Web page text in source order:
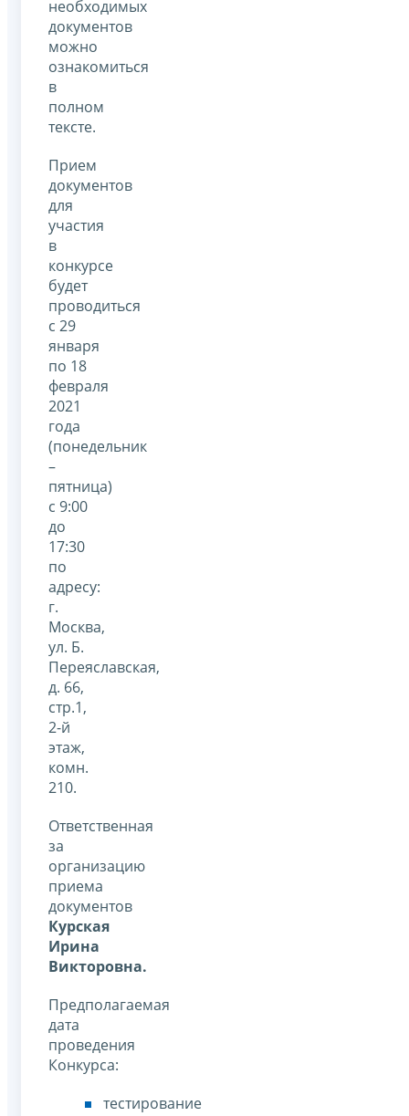
необходимых
документов
можно
ознакомиться
в
полном
тексте.
Прием
документов
для
участия
в
конкурсе
будет
проводиться
с 29
января
по 18
февраля
2021
года
(понедельник
–
пятница)
с 9:00
до
17:30
по
адресу:
г.
Москва,
ул. Б.
Переяславская,
д. 66,
стр.1,
2-й
этаж,
комн.
210.
Ответственная
за
организацию
приема
документов
Курская
Ирина
Викторовна.
Предполагаемая
дата
проведения
Конкурса:
тестирование